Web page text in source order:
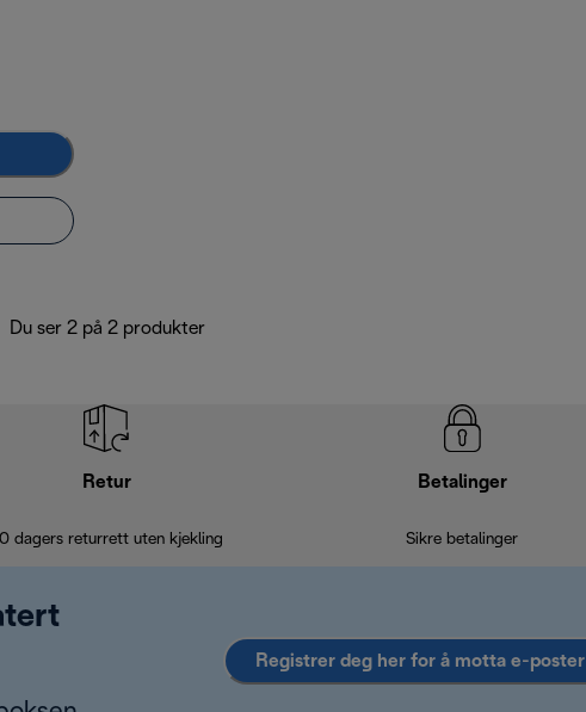
Du ser 2 på 2 produkter
Retur
dagers returrett uten kjekling
Betalinger
Sikre betalinger
Registrer deg her for å motta e-poster